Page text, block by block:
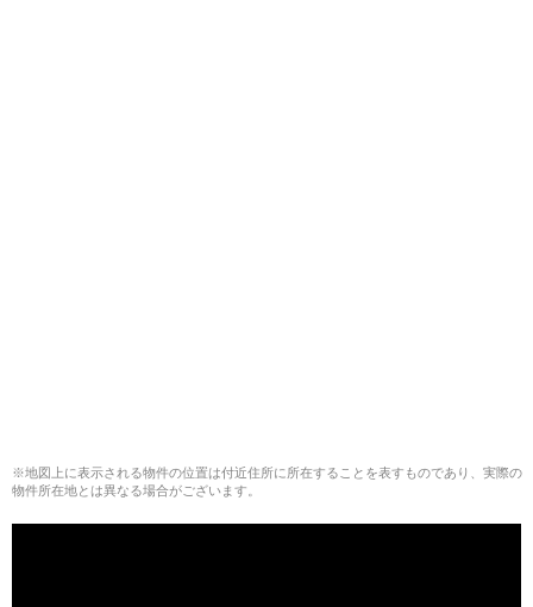
※地図上に表示される物件の位置は付近住所に所在することを表すものであり、実際の
物件所在地とは異なる場合がございます。